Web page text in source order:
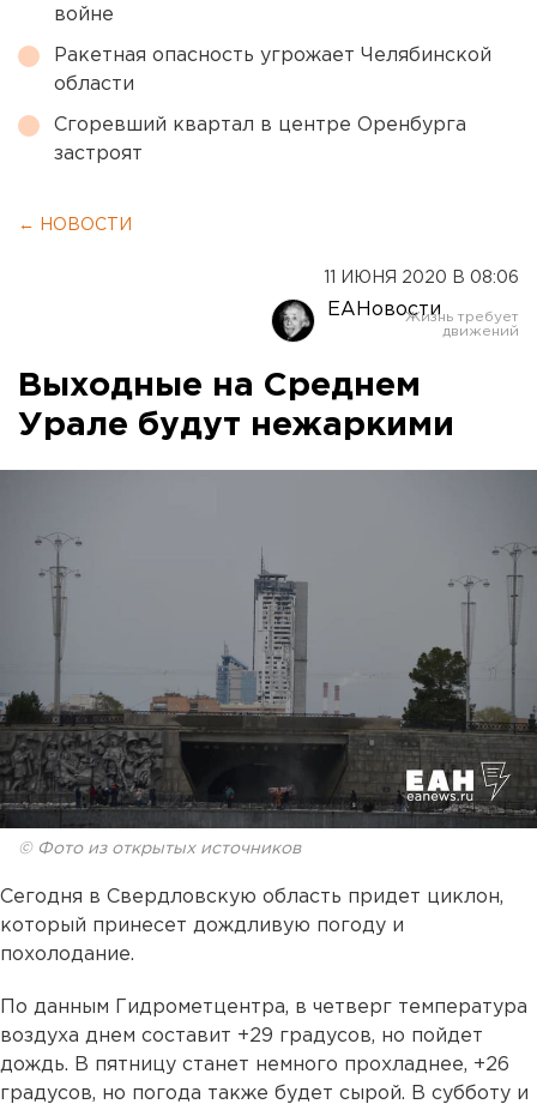
войне
Ракетная опасность угрожает Челябинской
области
Сгоревший квартал в центре Оренбурга
застроят
← НОВОСТИ
11 ИЮНЯ 2020 В 08:06
ЕАНовости
Выходные на Среднем
Урале будут нежаркими
© Фото из открытых источников
Сегодня в Свердловскую область придет циклон,
который принесет дождливую погоду и
похолодание.
По данным Гидрометцентра, в четверг температура
воздуха днем составит +29 градусов, но пойдет
дождь. В пятницу станет немного прохладнее, +26
градусов, но погода также будет сырой. В субботу и